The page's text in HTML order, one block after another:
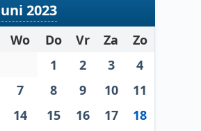
2023
Wo Do Vr Za
Zo
1 2 3
4
7 8 9 10
11
14 15 16 17
18